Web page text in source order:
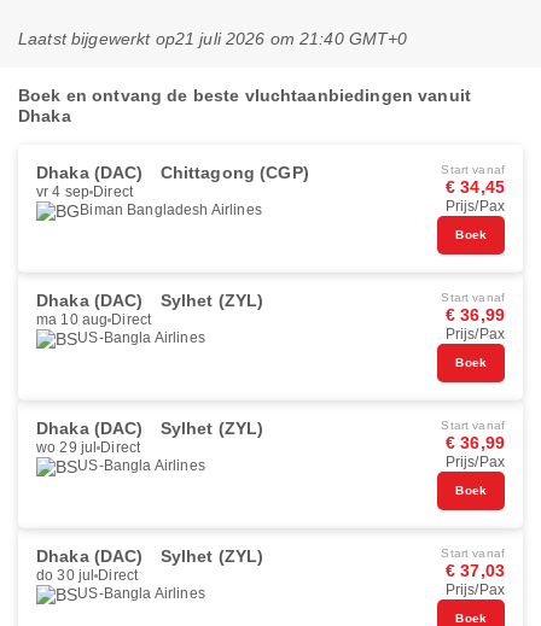
Laatst bijgewerkt op21 juli 2026 om 21:40 GMT+0
Boek en ontvang de beste vluchtaanbiedingen vanuit
Dhaka
Dhaka (DAC) Chittagong (CGP)
vr 4 sep Direct
Biman Bangladesh Airlines
Start vanaf
€ 34,45
Prijs/Pax
Boek
Dhaka (DAC) Sylhet (ZYL)
ma 10 aug Direct
US-Bangla Airlines
Start vanaf
€ 36,99
Prijs/Pax
Boek
Dhaka (DAC) Sylhet (ZYL)
wo 29 jul Direct
US-Bangla Airlines
Start vanaf
€ 36,99
Prijs/Pax
Boek
Dhaka (DAC) Sylhet (ZYL)
do 30 jul Direct
US-Bangla Airlines
Start vanaf
€ 37,03
Prijs/Pax
Boek